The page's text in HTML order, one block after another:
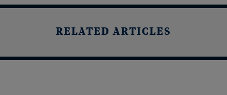
RELATED ARTICLES